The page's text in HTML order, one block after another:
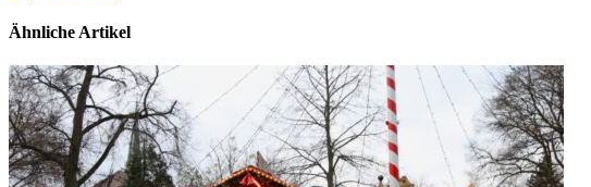
Ähnliche Artikel